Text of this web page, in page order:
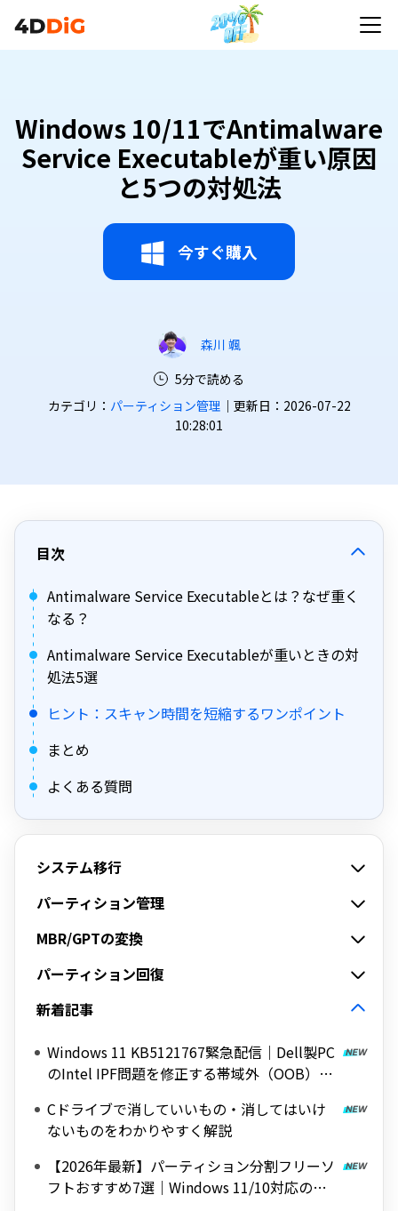
Windows 10/11でAntimalware
Service Executableが重い原因
と5つの対処法
今すぐ購入
森川 颯
5分で読める
カテゴリ： パーティション管理 ｜更新日：2026-07-22
10:28:01
目次
Antimalware Service Executableとは？なぜ重く
なる？
Antimalware Service Executableが重いときの対
処法5選
ヒント：スキャン時間を短縮するワンポイント
まとめ
よくある質問
システム移行
パーティション管理
MBR/GPTの変換
パーティション回復
新着記事
Windows 11 KB5121767緊急配信｜Dell製PC
のIntel IPF問題を修正する帯域外（OOB）ア
Cドライブで消していいもの・消してはいけ
ないものをわかりやすく解説
【2026年最新】パーティション分割フリーソ
フトおすすめ7選｜Windows 11/10対応の無